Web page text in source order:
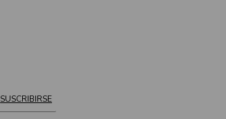
SUSCRIBIRSE